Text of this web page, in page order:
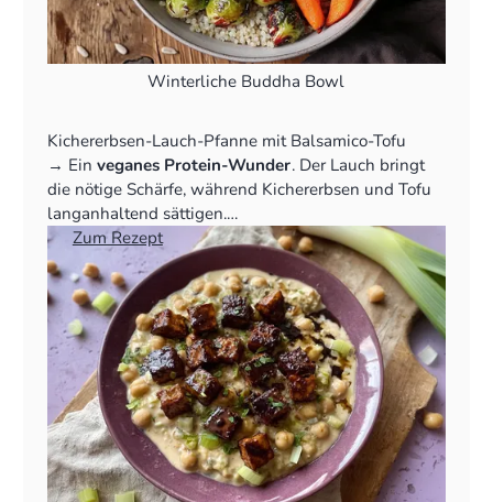
Winterliche Buddha Bowl
Kichererbsen-Lauch-Pfanne mit Balsamico-Tofu
‍→ Ein veganes Protein-Wunder. Der Lauch bringt
die nötige Schärfe, während Kichererbsen und Tofu
langanhaltend sättigen.
👉 Zum Rezept